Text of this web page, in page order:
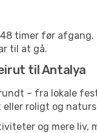
timer før
til at gå.
til Antalya
– fra lokale
roligt og
og mere liv,